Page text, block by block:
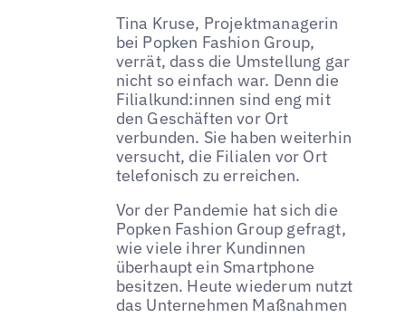
Tina Kruse, Projektmanagerin
bei Popken Fashion Group,
verrät, dass die Umstellung gar
nicht so einfach war. Denn die
Filialkund:innen sind eng mit
den Geschäften vor Ort
verbunden. Sie haben weiterhin
versucht, die Filialen vor Ort
telefonisch zu erreichen.
Vor der Pandemie hat sich die
Popken Fashion Group gefragt,
wie viele ihrer Kundinnen
überhaupt ein Smartphone
besitzen. Heute wiederum nutzt
das Unternehmen Maßnahmen